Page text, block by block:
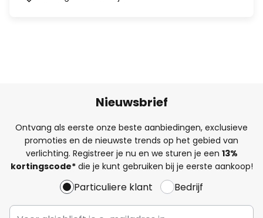
Nieuwsbrief
Ontvang als eerste onze beste aanbiedingen, exclusieve
promoties en de nieuwste trends op het gebied van
verlichting. Registreer je nu en we sturen je een 13%
kortingscode*die je kunt gebruiken bij je eerste aankoop!
Particuliere klant Bedrijf